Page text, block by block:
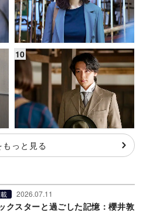
っと見る
2026.07.11
クスターと過ごした記憶：櫻井敦